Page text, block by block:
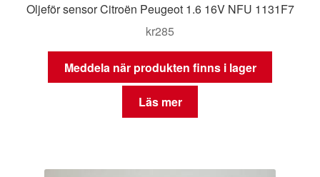
Villkor
Oljeför sensor Citroën Peugeot 1.6 16V NFU 1131F7
kr285
Meddela när produkten finns i lager
Läs mer